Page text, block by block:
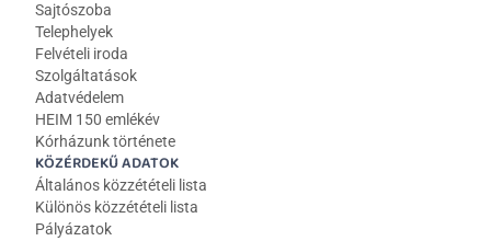
Sajtószoba
Telephelyek
Felvételi iroda
Szolgáltatások
Adatvédelem
HEIM 150 emlékév
Kórházunk története
KÖZÉRDEKŰ ADATOK
Általános közzétételi lista
Különös közzétételi lista
Pályázatok